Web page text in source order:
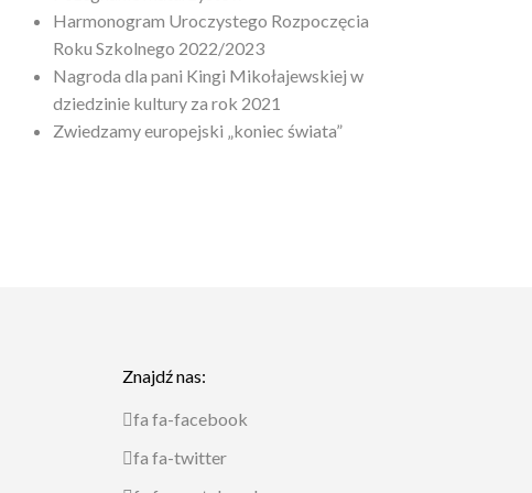
Harmonogram Uroczystego Rozpoczęcia
Roku Szkolnego 2022/2023
Nagroda dla pani Kingi Mikołajewskiej w
dziedzinie kultury za rok 2021
Zwiedzamy europejski „koniec świata”
Znajdź nas:
fa fa-facebook
fa fa-twitter